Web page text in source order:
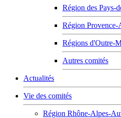
Région des Pays-
Région
Régions d'Outre-
Autres comités
Actualités
Vie des comités
Région Rhône-Alpes-